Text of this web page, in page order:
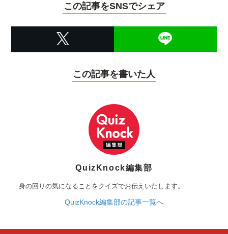
この記事をSNSでシェア
この記事を書いた人
QuizKnock編集部
身の回りの気になることをクイズでお伝えいたします。
QuizKnock編集部の記事一覧へ